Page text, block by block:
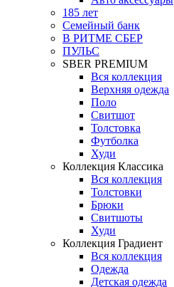
185 лет
Семейный банк
В РИТМЕ СБЕР
ПУЛЬС
SBER PREMIUM
Вся коллекция
Верхняя одежда
Поло
Свитшот
Толстовка
Футболка
Худи
Коллекция Классика
Вся коллекция
Толстовки
Брюки
Свитшоты
Худи
Коллекция Градиент
Вся коллекция
Одежда
Детская одежда